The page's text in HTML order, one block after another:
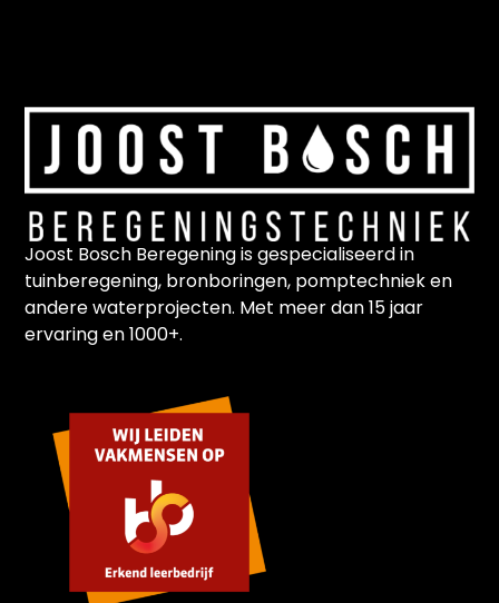
Joost Bosch Beregening is gespecialiseerd in
tuinberegening, bronboringen, pomptechniek en
andere waterprojecten. Met meer dan 15 jaar
ervaring en 1000+.